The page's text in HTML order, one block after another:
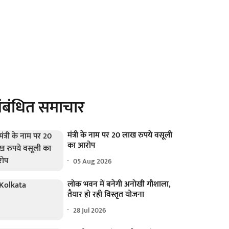
समाचार
मंत्री के नाम पर 20 लाख रुपये वसूली
का आरोप
05 Aug 2026
लोक भवन में बनेगी अनोखी गौशाला,
तैयार हो रही विस्तृत योजना
28 Jul 2026